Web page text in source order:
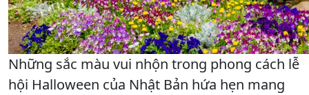
Những sắc màu vui nhộn trong phong cách lễ
hội Halloween của Nhật Bản hứa hẹn mang